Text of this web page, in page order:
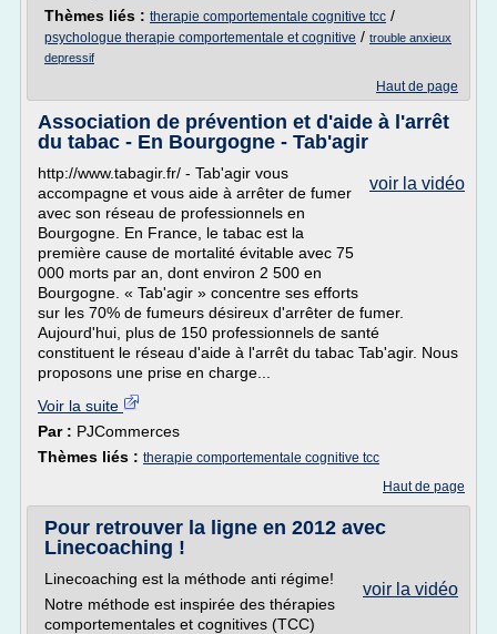
Thèmes liés : therapie comportementale cognitive tcc /
psychologue therapie comportementale et cognitive / trouble anxieux
depressif
Haut de page
Association de prévention et d'aide à l'arrêt
du tabac - En Bourgogne - Tab'agir
voir la vidéo
http://www.tabagir.fr/ - Tab'agir vous
accompagne et vous aide à arrêter de fumer
avec son réseau de professionnels en
Bourgogne. En France, le tabac est la
première cause de mortalité évitable avec 75
000 morts par an, dont environ 2 500 en
Bourgogne. « Tab'agir » concentre ses efforts
sur les 70% de fumeurs désireux d'arrêter de fumer.
Aujourd'hui, plus de 150 professionnels de santé
constituent le réseau d'aide à l'arrêt du tabac Tab'agir. Nous
proposons une prise en charge...
Voir la suite
Par : PJCommerces
Thèmes liés : therapie comportementale cognitive tcc
Haut de page
Pour retrouver la ligne en 2012 avec
Linecoaching !
voir la vidéo
Linecoaching est la méthode anti régime!
Notre méthode est inspirée des thérapies
comportementales et cognitives (TCC)